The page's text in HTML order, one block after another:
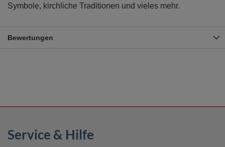
Symbole, kirchliche Traditionen und vieles mehr.
Bewertungen
Service & Hilfe